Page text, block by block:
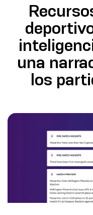
una
los